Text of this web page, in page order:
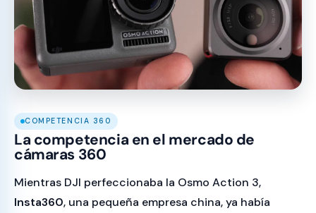
COMPETENCIA 360
La competencia en el mercado de
cámaras 360
Mientras DJI perfeccionaba la Osmo Action 3,
Insta360, una pequeña empresa china, ya había